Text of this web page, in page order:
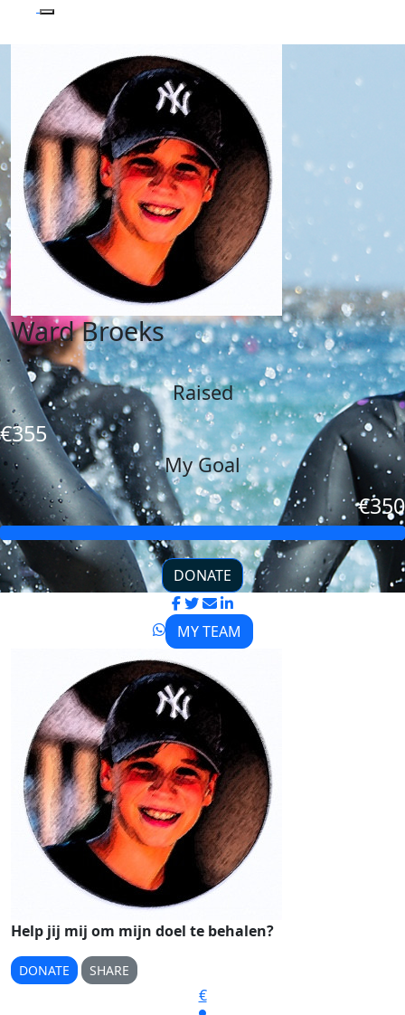
Ward Broeks
Raised
€355
My Goal
€350
DONATE
MY TEAM
Help jij mij om mijn doel te behalen?
DONATE SHARE
€